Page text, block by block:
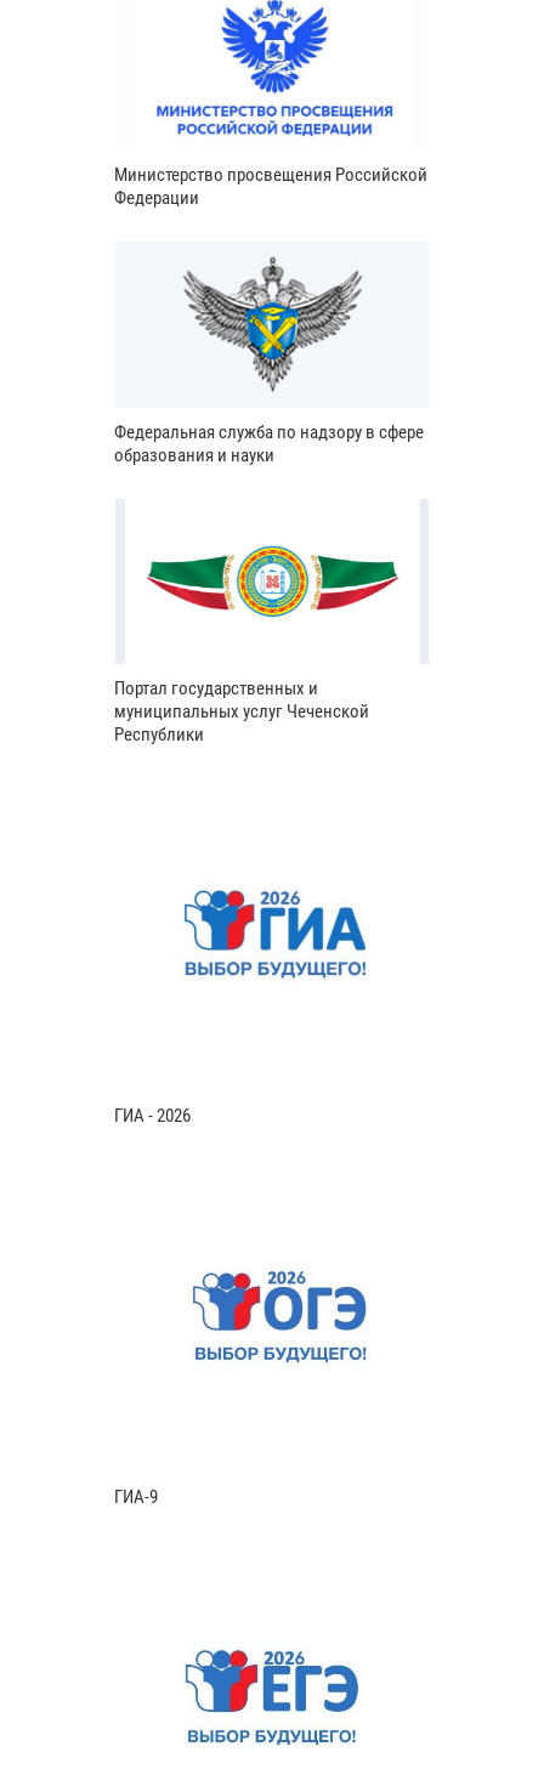
Министерство просвещения Российской
Федерации
Федеральная служба по надзору в сфере
образования и науки
Портал государственных и
муниципальных услуг Чеченской
Республики
ГИА - 2026
ГИА-9